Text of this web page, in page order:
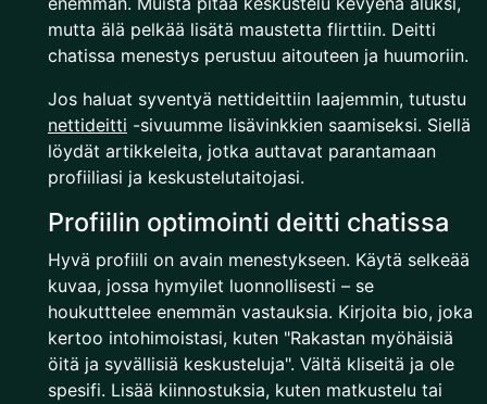
mutta älä pelkää lisätä maustetta flirttiin. Deitti
chatissa menestys perustuu aitouteen ja huumoriin.
Jos haluat syventyä nettideittiin laajemmin, tutustu
nettideitti -sivuumme lisävinkkien saamiseksi. Siellä
löydät artikkeleita, jotka auttavat parantamaan
profiiliasi ja keskustelutaitojasi.
Profiilin optimointi deitti chatissa
Hyvä profiili on avain menestykseen. Käytä selkeää
kuvaa, jossa hymyilet luonnollisesti – se
houkutttelee enemmän vastauksia. Kirjoita bio, joka
kertoo intohimoistasi, kuten "Rakastan myöhäisiä
öitä ja syvällisiä keskusteluja". Vältä kliseitä ja ole
spesifi. Lisää kiinnostuksia, kuten matkustelu tai